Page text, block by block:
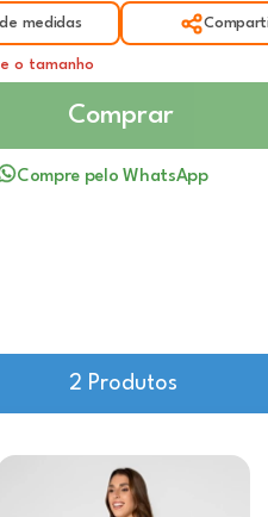
medidas
o tamanho
Comprar
Compre pelo WhatsApp
2 Produtos